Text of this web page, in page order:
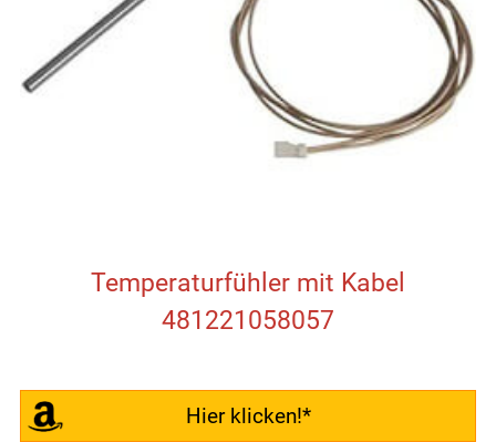
Temperaturfühler mit Kabel
481221058057
Hier klicken!*